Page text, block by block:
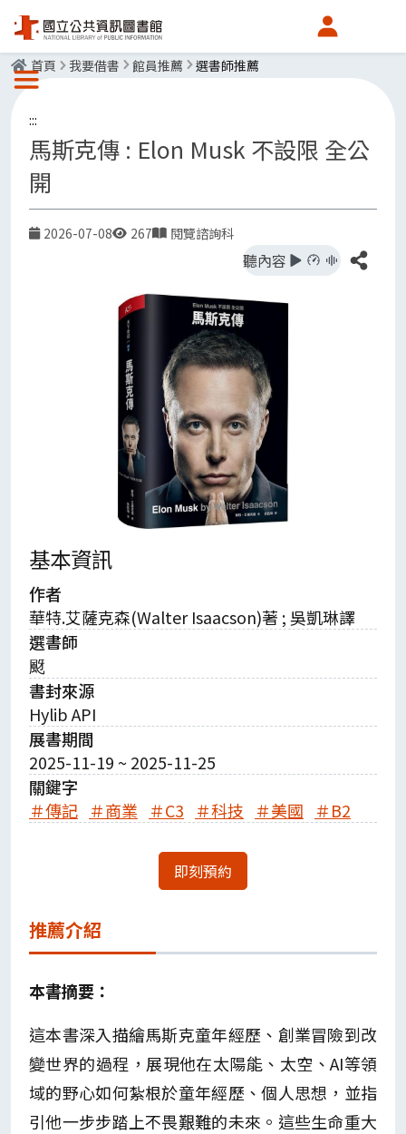
會員中心
選單按鈕
首頁 我要借書 館員推薦 選書師推薦
:::
馬斯克傳 : Elon Musk 不設限 全公
開
日期
2026-07-08 點閱率
267 發布單位
閱覽諮詢科
聽內容 分享
基本資訊
作者
華特.艾薩克森(Walter Isaacson)著 ; 吳凱琳譯
選書師
颬
書封來源
Hylib API
展書期間
2025-11-19 ~ 2025-11-25
關鍵字
＃傳記 ＃商業 ＃C3 ＃科技 ＃美國 ＃B2
即刻預約
推薦介紹
本書摘要：
這本書深入描繪馬斯克童年經歷、創業冒險到改
變世界的過程，展現他在太陽能、太空、AI等領
域的野心如何紮根於童年經歷、個人思想，並指
引他一步步踏上不畏艱難的未來。這些生命重大